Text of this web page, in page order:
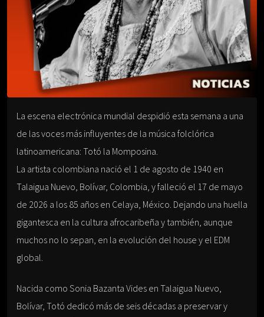
La escena electrónica mundial despidió esta semana a una
de las voces más influyentes de la música folclórica
latinoamericana: Totó la Momposina.
La artista colombiana nació el 1 de agosto de 1940 en
Talaigua Nuevo, Bolívar, Colombia, y falleció el 17 de mayo
de 2026 a los 85 años en Celaya, México. Dejando una huella
gigantesca en la cultura afrocaribeña y también, aunque
muchos no lo sepan, en la evolución del house y el EDM
global.
Nacida como Sonia Bazanta Vides en Talaigua Nuevo,
Bolívar, Totó dedicó más de seis décadas a preservar y